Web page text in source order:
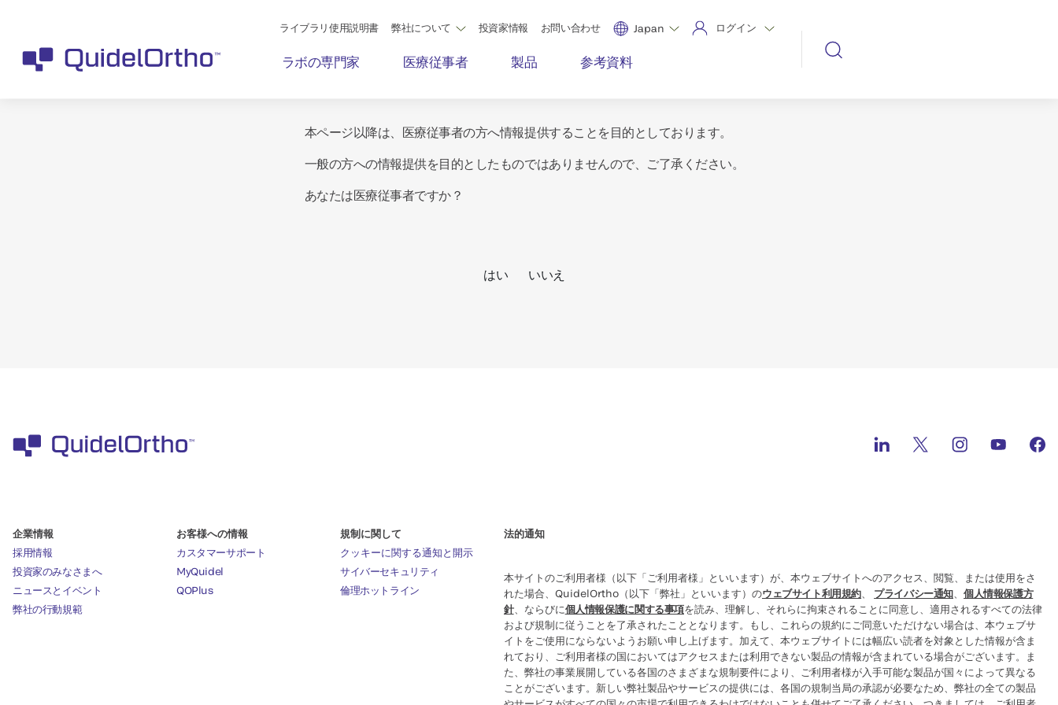
ライブラリ使用説明書 弊社について 投資家情報 お問い合わせ Japan ログイン
ラボの専門家 医療従事者 製品 参考資料
本ページ以降は、医療従事者の方へ情報提供することを目的としております。
一般の方への情報提供を目的としたものではありませんので、ご了承ください。
あなたは医療従事者ですか？
はい いいえ
企業情報
採用情報
投資家のみなさまへ
ニュースとイベント
弊社の行動規範
お客様への情報
カスタマーサポート
MyQuidel
QOPlus
規制に関して
クッキーに関する通知と開示
サイバーセキュリティ
倫理ホットライン
法的通知
本サイトのご利用者様（以下「ご利用者様」といいます）が、本ウェブサイトへのアクセス、閲覧、または使用をさ
れた場合、QuidelOrtho（以下「弊社」といいます）のウェブサイト利用規約 プライバシー通知
個人情報保護方
針、ならびに個人情報保護に関する事項を読み、理解し、それらに拘束されることに同意し、適用されるすべての法律
および規制に従うことを了承されたこととなります。もし、これらの規約にご同意いただけない場合は、本ウェブサ
イトをご使用にならないようお願い申し上げます。加えて、本ウェブサイトには幅広い読者を対象とした情報が含ま
れており、ご利用者様の国においてはアクセスまたは利用できない製品の情報が含まれている場合がございます。ま
た、弊社の事業展開している各国のさまざまな規制要件により、ご利用者様が入手可能な製品が国々によって異なる
ことがございます。新しい弊社製品やサービスの提供には、各国の規制当局の承認が必要なため、弊社の全ての製品